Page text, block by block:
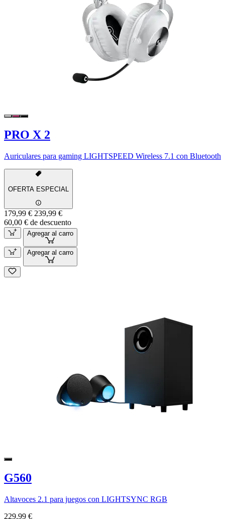
PRO X 2
Auriculares para gaming LIGHTSPEED Wireless 7.1 con Bluetooth
OFERTA ESPECIAL
179,99 € 239,99 €
60,00 € de descuento
Agregar al carro
Agregar al carro
G560
Altavoces 2.1 para juegos con LIGHTSYNC RGB
229,99 €